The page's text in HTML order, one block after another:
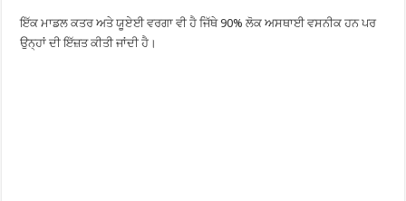
ਇੱਕ ਮਾਡਲ ਕਤਰ ਅਤੇ ਯੂਏਈ ਵਰਗਾ ਵੀ ਹੈ ਜਿੱਥੇ 90% ਲੋਕ ਅਸਥਾਈ ਵਸਨੀਕ ਹਨ ਪਰ
ਉਨ੍ਹਾਂ ਦੀ ਇੱਜ਼ਤ ਕੀਤੀ ਜਾਂਦੀ ਹੈ।